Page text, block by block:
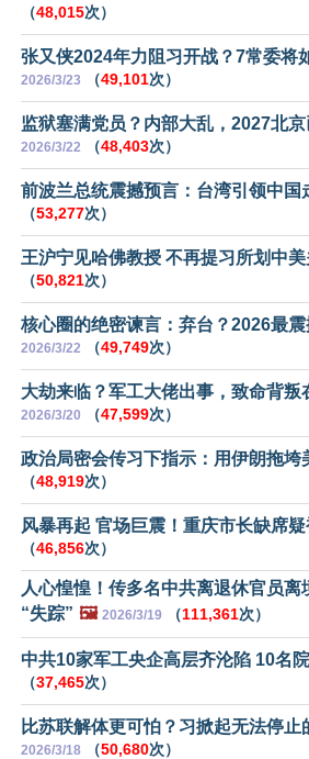
（48,015次）
张又侠2024年力阻习开战？7常委将
2026/3/23 （49,101次）
监狱塞满党员？内部大乱，2027北
2026/3/22 （48,403次）
前波兰总统震撼预言：台湾引领中国
（53,277次）
王沪宁见哈佛教授 不再提习所划中
（50,821次）
核心圈的绝密谏言：弃台？2026最
2026/3/22 （49,749次）
大劫来临？军工大佬出事，致命背叛
2026/3/20 （47,599次）
政治局密会传习下指示：用伊朗拖垮
（48,919次）
风暴再起 官场巨震！重庆市长缺席疑
（46,856次）
人心惶惶！传多名中共离退休官员离
“失踪” 🖼️ 2026/3/19 （111,361次）
中共10家军工央企高层齐沦陷 10名
（37,465次）
比苏联解体更可怕？习掀起无法停止
2026/3/18 （50,680次）